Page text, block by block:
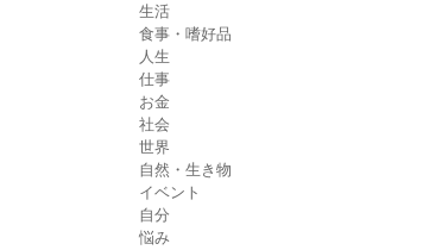
生活
食事・嗜好品
人生
仕事
お金
社会
世界
自然・生き物
イベント
自分
悩み